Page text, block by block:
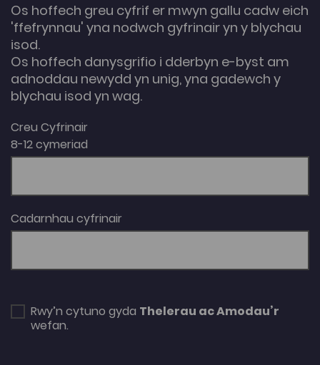
Os hoffech greu cyfrif er mwyn gallu cadw eich
'ffefrynnau' yna nodwch gyfrinair yn y blychau
isod.
Os hoffech danysgrifio i dderbyn e-byst am
adnoddau newydd yn unig, yna gadewch y
blychau isod yn wag.
Creu Cyfrinair
8-12 cymeriad
Cadarnhau cyfrinair
Rwy’n cytuno gyda Thelerau ac Amodau’r
wefan.